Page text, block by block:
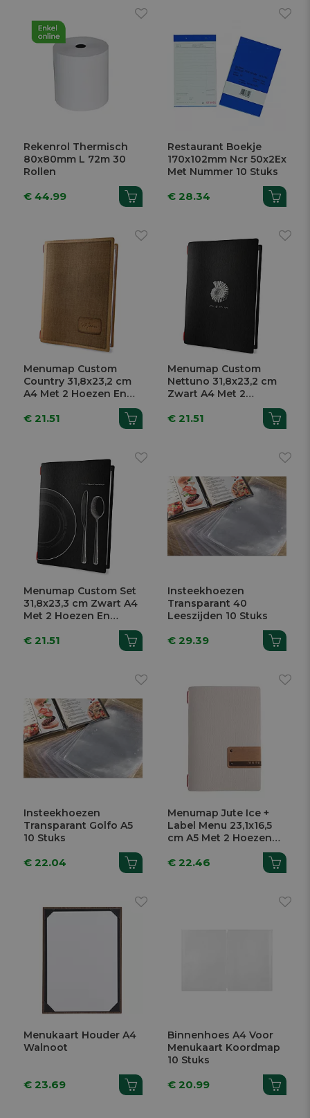
Rekenrol Thermisch
80x80mm L 72m 30
Rollen
€ 44.99
Restaurant Boekje
170x102mm Ncr 50x2Ex
Met Nummer 10 Stuks
€ 28.34
Menumap Custom
Country 31,8x23,2 cm
A4 Met 2 Hoezen En
€ 21.51
Menumap Custom
Nettuno 31,8x23,2 cm
Zwart A4 Met 2
Hoezen En Elastiek
€ 21.51
Menumap Custom Set
31,8x23,3 cm Zwart A4
Met 2 Hoezen En
€ 21.51
Insteekhoezen
Transparant 40
Leeszijden 10 Stuks
€ 29.39
Insteekhoezen
Transparant Golfo A5
10 Stuks
€ 22.04
Menumap Jute Ice +
Label Menu 23,1x16,5
cm A5 Met 2 Hoezen
€ 22.46
Menukaart Houder A4
Walnoot
€ 23.69
Binnenhoes A4 Voor
Menukaart Koordmap
10 Stuks
€ 20.99